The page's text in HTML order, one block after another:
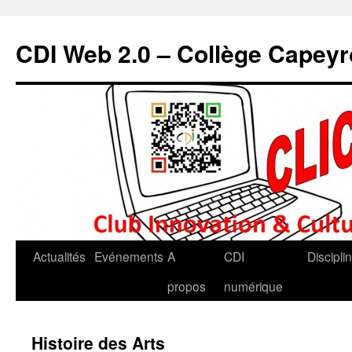
CDI Web 2.0 – Collège
Actualités Evénements A
propos
CDI
numérique
Histoire des Arts